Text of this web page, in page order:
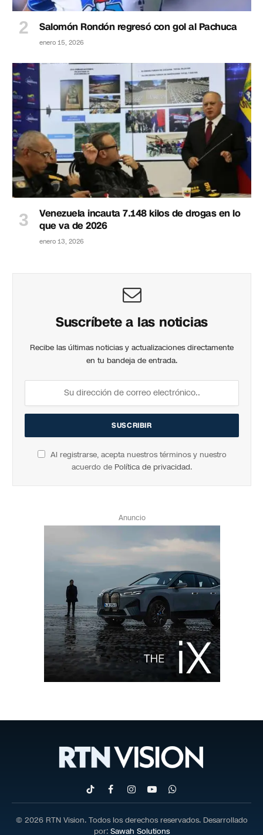
Salomón Rondón regresó con gol al Pachuca
enero 15, 2026
Venezuela incauta 7.148 kilos de drogas en lo
que va de 2026
enero 13, 2026
Suscríbete a las noticias
Recibe las últimas noticias y actualizaciones directamente
en tu bandeja de entrada.
Al registrarse, acepta nuestros términos y nuestro
acuerdo de Política de privacidad.
Anuncio
TikTokFacebookInstagram
YouTubeWhatsApp
© 2026 RTN Vision. Todos los derechos reservados. Desarrollado
por: Sawah Solutions